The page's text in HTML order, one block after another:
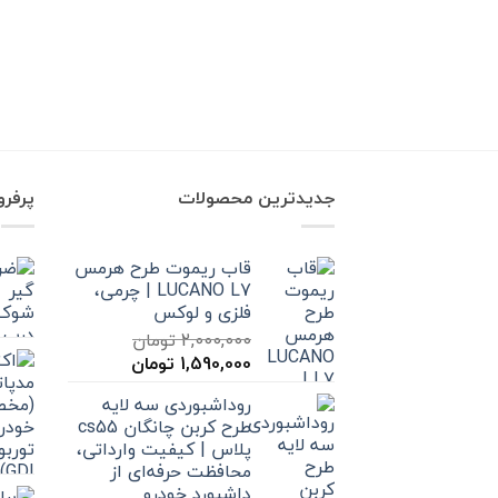
جدیدترین محصولات
قاب ریموت طرح هرمس
LUCANO L7 | چرمی،
فلزی و لوکس
2,000,000تومان
قیمت
2,000,000 تومان
بود.
1,590,000 تومان
1,590,000 تومان
است.
روداشبوردی سه‌ لایه
طرح کربن چانگان cs55
پلاس | کیفیت وارداتی،
محافظت حرفه‌ای از